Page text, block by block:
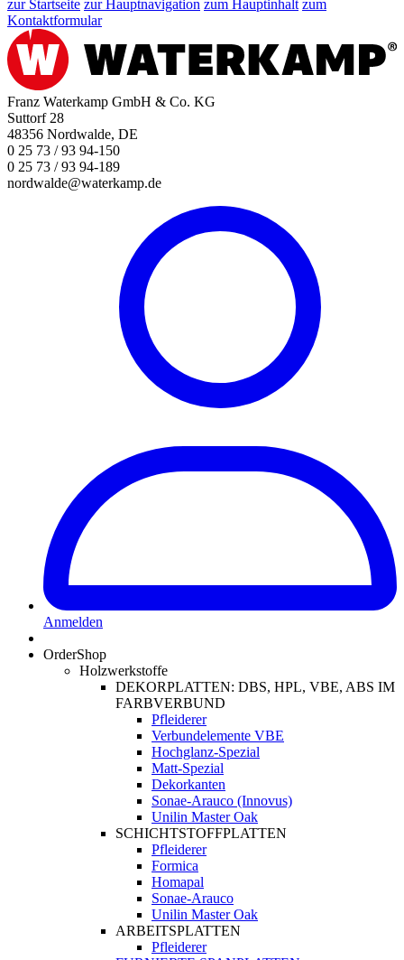
zur Startseite zur Hauptnavigation zum Hauptinhalt zum
Kontaktformular
Franz Waterkamp GmbH & Co. KG
Suttorf 28
48356 Nordwalde, DE
0 25 73 / 93 94-150
0 25 73 / 93 94-189
nordwalde@waterkamp.de
Anmelden
OrderShop
Holzwerkstoffe
DEKORPLATTEN: DBS, HPL, VBE, ABS IM
FARBVERBUND
Pfleiderer
Verbundelemente VBE
Hochglanz-Spezial
Matt-Spezial
Dekorkanten
Sonae-Arauco (Innovus)
Unilin Master Oak
SCHICHTSTOFFPLATTEN
Pfleiderer
Formica
Homapal
Sonae-Arauco
Unilin Master Oak
ARBEITSPLATTEN
Pfleiderer